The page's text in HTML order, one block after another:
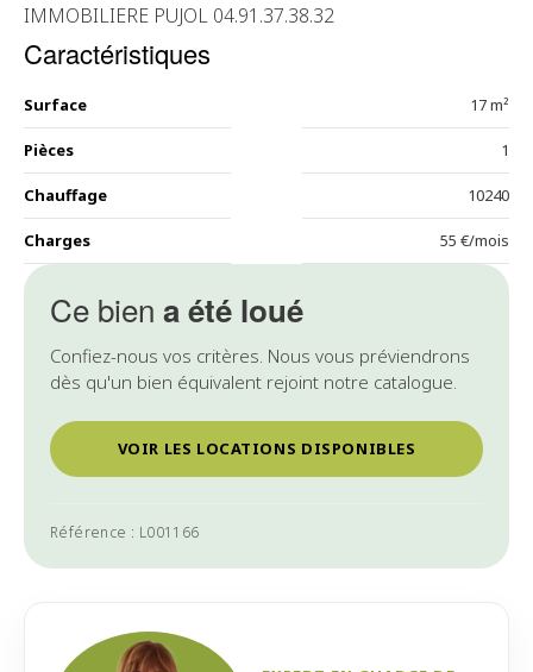
Ce bien a été loué
Confiez-nous vos critères. Nous vous préviendrons
dès qu'un bien équivalent rejoint notre catalogue.
VOIR LES LOCATIONS DISPONIBLES
Référence : L001166
IMMOBILIERE PUJOL 04.91.37.38.32
Caractéristiques
Surface 17 m²
Pièces 1
Chauffage 10240
Charges 55 €/mois